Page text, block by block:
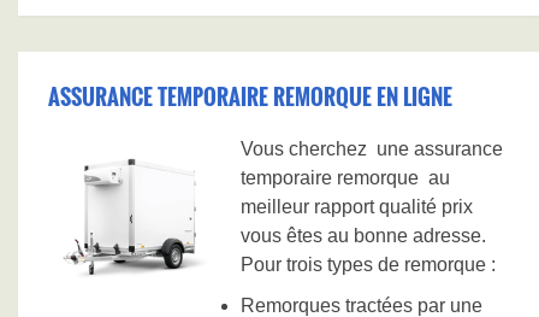
ASSURANCE TEMPORAIRE REMORQUE EN LIGNE
Vous cherchez une assurance
temporaire remorque au
meilleur rapport qualité prix
vous êtes au bonne adresse.
Pour trois types de remorque :
Remorques tractées par une